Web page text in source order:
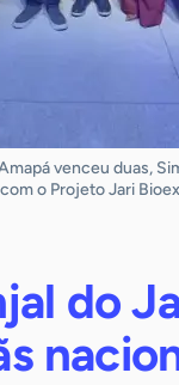
venceu duas,
o Projeto Jari
do